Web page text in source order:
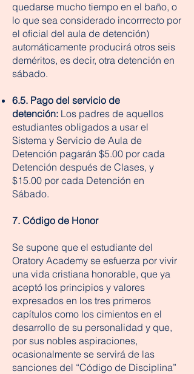
quedarse mucho tiempo en el baño, o
lo que sea considerado incorrrecto por
el oficial del aula de detención)
automáticamente producirá otros seis
deméritos, es decir, otra detención en
sábado.
6.5. Pago del servicio de
detención: Los padres de aquellos
estudiantes obligados a usar el
Sistema y Servicio de Aula de
Detención pagarán $5.00 por cada
Detención después de Clases, y
$15.00 por cada Detención en
Sábado.
7. Código de Honor
Se supone que el estudiante del
Oratory Academy se esfuerza por vivir
una vida cristiana honorable, que ya
aceptó los principios y valores
expresados en los tres primeros
capítulos como los cimientos en el
desarrollo de su personalidad y que,
por sus nobles aspiraciones,
ocasionalmente se servirá de las
sanciones del “Código de Disciplina”